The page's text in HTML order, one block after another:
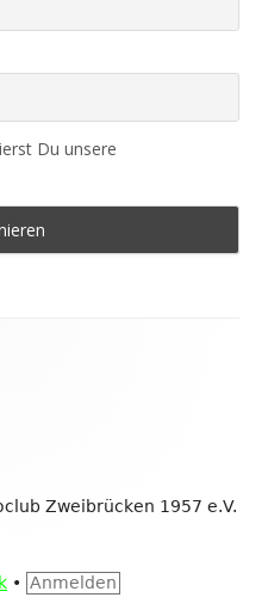
Du unsere
Zweibrücken 1957 e.V.
• Anmelden